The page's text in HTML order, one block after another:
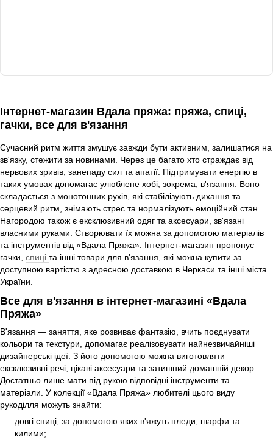
Інтернет-магазин Вдала пряжа: пряжа, спиці,
гачки, все для в'язання
Сучасний ритм життя змушує завжди бути активним, залишатися на
зв'язку, стежити за новинами. Через це багато хто страждає від
нервових зривів, занепаду сил та апатії. Підтримувати енергію в
таких умовах допомагає улюблене хобі, зокрема, в'язання. Воно
складається з монотонних рухів, які стабілізують дихання та
серцевий ритм, знімають стрес та нормалізують емоційний стан.
Нагородою також є ексклюзивний одяг та аксесуари, зв'язані
власними руками. Створювати їх можна за допомогою матеріалів
та інструментів від «Вдала Пряжа». Інтернет-магазин пропонує
гачки, спиці та інші товари для в'язання, які можна купити за
доступною вартістю з адресною доставкою в Черкаси та інші міста
України.
Все для в'язання в інтернет-магазині «Вдала
Пряжа»
В'язання — заняття, яке розвиває фантазію, вчить поєднувати
кольори та текстури, допомагає реалізовувати найнезвичайніші
дизайнерські ідеї. З його допомогою можна виготовляти
ексклюзивні речі, цікаві аксесуари та затишний домашній декор.
Достатньо лише мати під рукою відповідні інструменти та
матеріали. У колекції «Вдала Пряжа» любителі цього виду
рукоділля можуть знайти:
довгі спиці, за допомогою яких в'яжуть пледи, шарфи та
килими;